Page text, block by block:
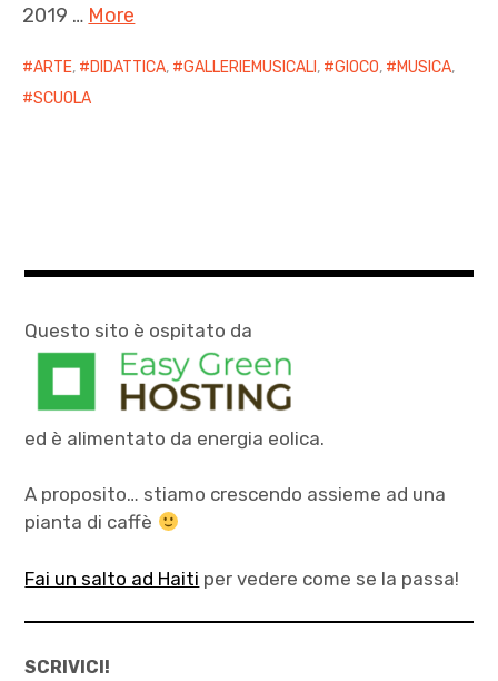
2019 … More
ARTE, DIDATTICA, GALLERIEMUSICALI , GIOCO, MUSICA,
SCUOLA
Questo sito è ospitato da
ed è alimentato da energia eolica.
A proposito… stiamo crescendo assieme ad una
pianta di caffè
Fai un salto ad Haiti per vedere come se la passa!
SCRIVICI!